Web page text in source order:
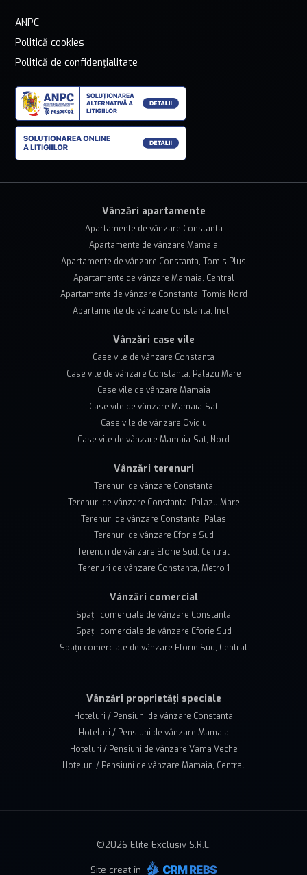
ANPC
Politică cookies
Politică de confidențialitate
Vânzări apartamente
Apartamente de vânzare Constanta
Apartamente de vânzare Mamaia
Apartamente de vânzare Constanta, Tomis Plus
Apartamente de vânzare Mamaia, Central
Apartamente de vânzare Constanta, Tomis Nord
Apartamente de vânzare Constanta, Inel II
Vânzări case vile
Case vile de vânzare Constanta
Case vile de vânzare Constanta, Palazu Mare
Case vile de vânzare Mamaia
Case vile de vânzare Mamaia-Sat
Case vile de vânzare Ovidiu
Case vile de vânzare Mamaia-Sat, Nord
Vânzări terenuri
Terenuri de vânzare Constanta
Terenuri de vânzare Constanta, Palazu Mare
Terenuri de vânzare Constanta, Palas
Terenuri de vânzare Eforie Sud
Terenuri de vânzare Eforie Sud, Central
Terenuri de vânzare Constanta, Metro 1
Vânzări comercial
Spații comerciale de vânzare Constanta
Spații comerciale de vânzare Eforie Sud
Spații comerciale de vânzare Eforie Sud, Central
Vânzări proprietăți speciale
Hoteluri / Pensiuni de vânzare Constanta
Hoteluri / Pensiuni de vânzare Mamaia
Hoteluri / Pensiuni de vânzare Vama Veche
Hoteluri / Pensiuni de vânzare Mamaia, Central
©2026 Elite Exclusiv S.R.L.
Site creat în